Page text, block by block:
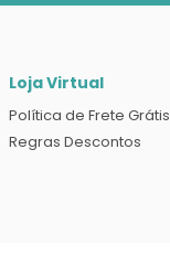
Loja Virtual
Política de Frete Grátis
Regras Descontos